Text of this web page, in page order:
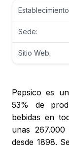
Sede:
Sitio Web:
Pepsico es
53% de
bebidas en
unas
desde 1898.